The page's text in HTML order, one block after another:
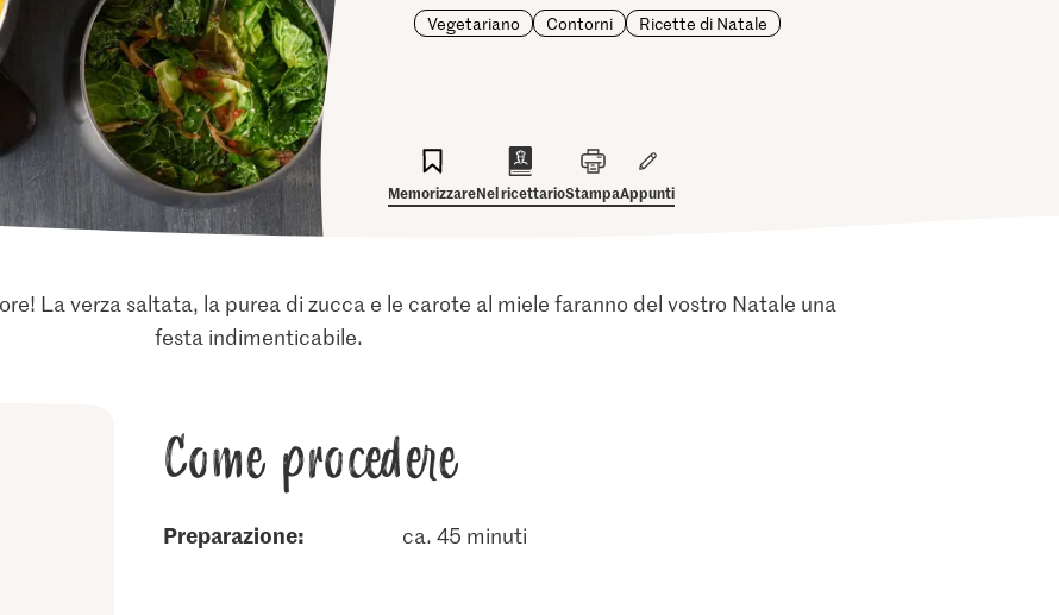
Vegetariano
Contorni Ricette di Natale
MemorizzareNel ricettarioStampaAppunti
La verza saltata, la purea di zucca e le carote al miele faranno del vostro Natale una
festa indimenticabile.
Come procedere
Preparazione: ca. 45 minuti